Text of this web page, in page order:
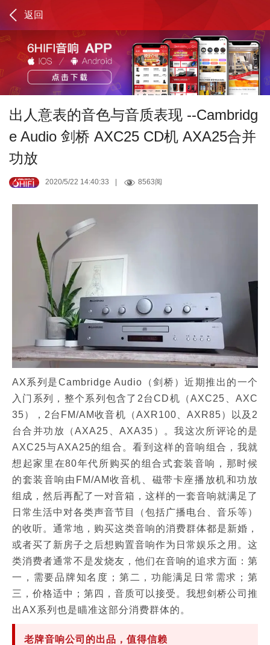
返回
出人意表的音色与音质表现 --Cambridg
e Audio 剑桥 AXC25 CD机 AXA25合并
功放
2020/5/22 14:40:33 8563阅
AX系列是Cambridge Audio（剑桥）近期推出的一个
入门系列，整个系列包含了2台CD机（AXC25、AXC
35），2台FM/AM收音机（AXR100、AXR85）以及2
台合并功放（AXA25、AXA35）。我这次所评论的是
AXC25与AXA25的组合。看到这样的音响组合，我就
想起家里在80年代所购买的组合式套装音响，那时候
的套装音响由FM/AM收音机、磁带卡座播放机和功放
组成，然后再配了一对音箱，这样的一套音响就满足了
日常生活中对各类声音节目（包括广播电台、音乐等）
的收听。通常地，购买这类音响的消费群体都是新婚，
或者买了新房子之后想购置音响作为日常娱乐之用。这
类消费者通常不是发烧友，他们在音响的追求方面：第
一，需要品牌知名度；第二，功能满足日常需求；第
三，价格适中；第四，音质可以接受。我想剑桥公司推
出AX系列也是瞄准这部分消费群体的。
老牌音响公司的出品，值得信赖